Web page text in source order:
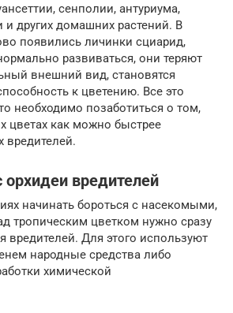
сенполии, антуриума,
и других домашних растений. В
появились личинки сциарид,
развиваться, они теряют
внешний вид, становятся
к цветению. Все это
необходимо позаботиться о том,
цветах как можно быстрее
вредителей.
вредителей
начинать бороться с насекомыми,
тропическим цветком нужно сразу
вредителей. Для этого используют
народные средства либо
химической